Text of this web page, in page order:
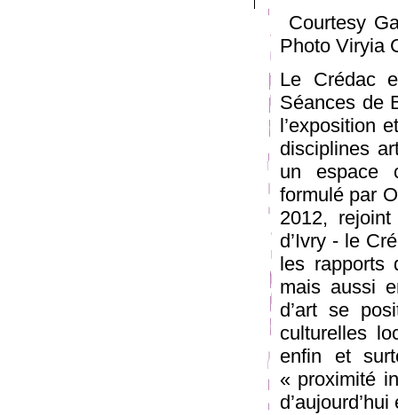
Courtesy
Photo Viryia
Le Crédac
Séances de
l’exposition
disciplines
un espace
formulé par
2012,
d’Ivry - le
les rapports
mais aussi
d’art se
culturelles
enfin et
« proximité